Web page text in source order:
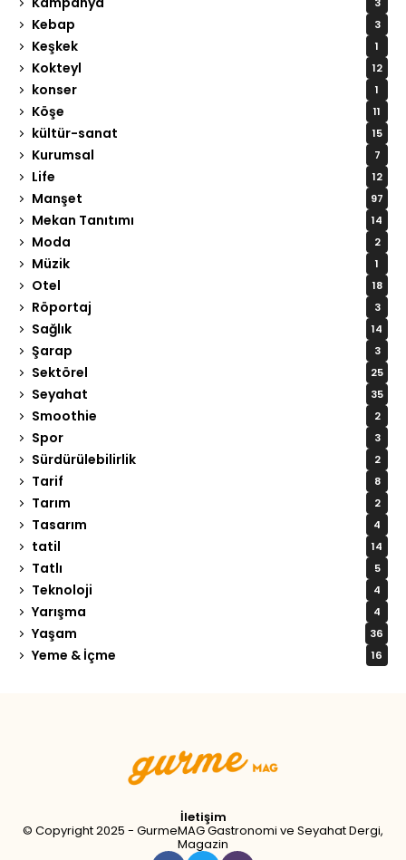
3
Kebap 3
Keşkek 1
Kokteyl 12
konser 1
Köşe 11
kültür-sanat 15
Kurumsal 7
Life 12
Manşet 97
Mekan Tanıtımı 14
Moda 2
Müzik 1
Otel 18
Röportaj 3
Sağlık 14
Şarap 3
Sektörel 25
Seyahat 35
Smoothie 2
Spor 3
Sürdürülebilirlik 2
Tarif 8
Tarım 2
Tasarım 4
tatil 14
Tatlı 5
Teknoloji 4
Yarışma 4
Yaşam 36
Yeme & İçme 16
İletişim
© Copyright 2025 - GurmeMAG Gastronomi ve Seyahat Dergi,
Magazin